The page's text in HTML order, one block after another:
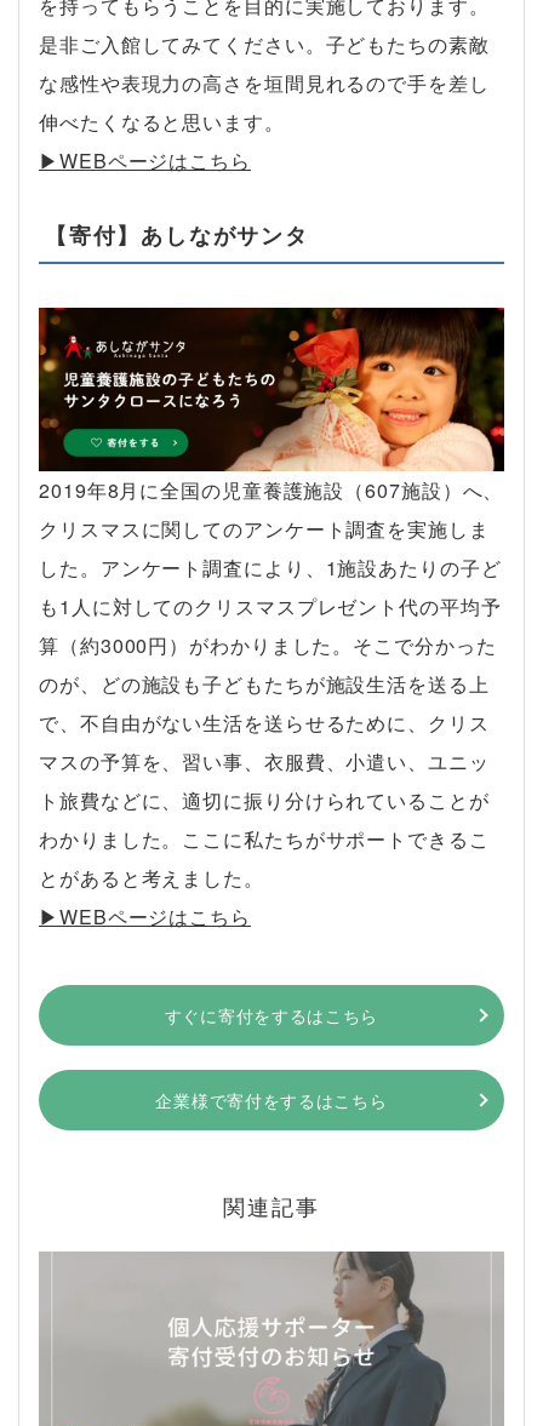
是非ご入館してみてください。子どもたちの素敵
な感性や表現力の高さを垣間見れるので手を差し
伸べたくなると思います。
▶︎WEBページはこちら
【寄付】あしながサンタ
2019年8月に全国の児童養護施設（607施設）へ、
クリスマスに関してのアンケート調査を実施しま
した。アンケート調査により、1施設あたりの子ど
も1人に対してのクリスマスプレゼント代の平均予
算（約3000円）がわかりました。そこで分かった
のが、どの施設も子どもたちが施設生活を送る上
で、不自由がない生活を送らせるために、クリス
マスの予算を、習い事、衣服費、小遣い、ユニッ
ト旅費などに、適切に振り分けられていることが
わかりました。ここに私たちがサポートできるこ
とがあると考えました。
▶︎WEBページはこちら
すぐに寄付をするはこちら
企業様で寄付をするはこちら
関連記事